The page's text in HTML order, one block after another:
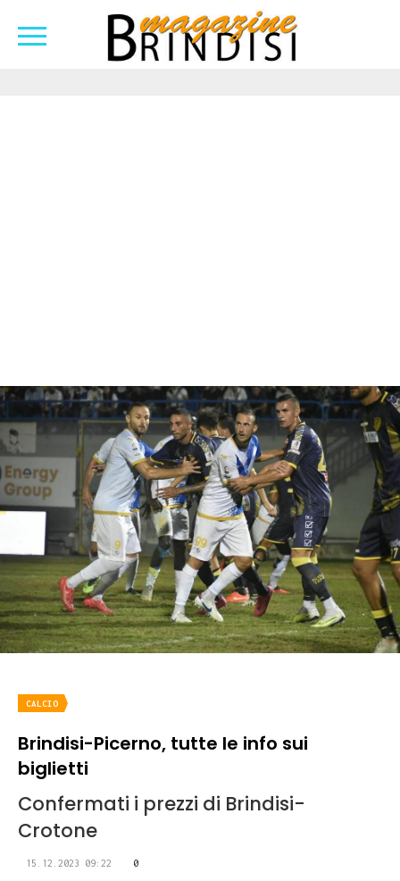
CALCIO
Brindisi-Picerno, tutte le info sui
biglietti
Confermati i prezzi di Brindisi-
Crotone
15.12.2023 09:22 0